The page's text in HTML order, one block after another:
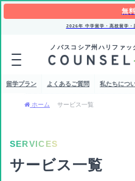
無
2026年 中学留学・高校留学・
ノバスコシア州ハリファ
留学プラン よくあるご質問 私たちにつ
ホーム サービス一覧
SERVICES
サービス一覧